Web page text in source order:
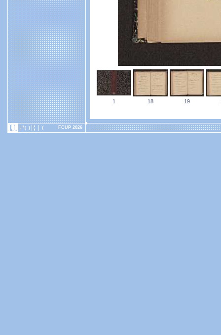
1 18 19
FCUP 2026